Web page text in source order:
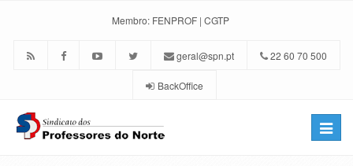
Membro: FENPROF | CGTP
geral@spn.pt 22 60 70 500
BackOffice
Toggle